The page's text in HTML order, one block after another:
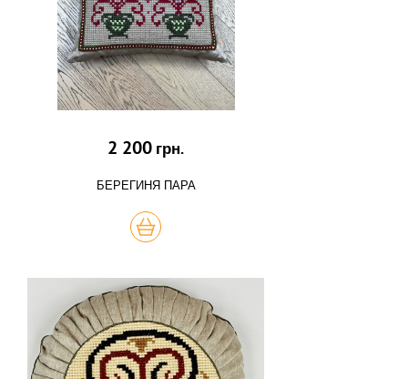
2 200 грн.
БЕРЕГИНЯ ПАРА
КУПИТЬ